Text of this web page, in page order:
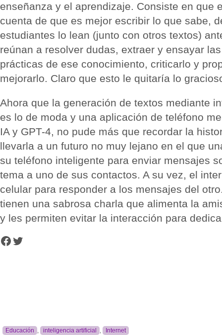
enseñanza y el aprendizaje. Consiste en que
cuenta de que es mejor escribir lo que sabe,
estudiantes lo lean (junto con otros textos)
reúnan a resolver dudas, extraer y ensayar
prácticas de ese conocimiento, criticarlo y
mejorarlo. Claro que esto le quitaría lo
Ahora que la generación de textos mediante
es lo de moda y una aplicación de teléfono
IA y GPT-4, no pude más que recordar la
llevarla a un futuro no muy lejano en el que
su teléfono inteligente para enviar mensajes
tema a uno de sus contactos. A su vez, el
celular para responder a los mensajes del
tienen una sabrosa charla que alimenta la
y les permiten evitar la interacción para
Facebook
Twitter
Educación , inteligencia artificial , Internet